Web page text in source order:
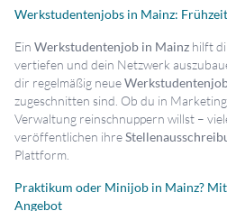
Werkstudentenjobs in Mainz:
Ein Werkstudentenjob in Mainz hilft
vertiefen und dein Netzwerk
dir regelmäßig neue
zugeschnitten sind. Ob du in
Verwaltung reinschnuppern willst –
veröffentlichen ihre
Plattform.
Praktikum oder Minijob in Mainz? Mit
Angebot